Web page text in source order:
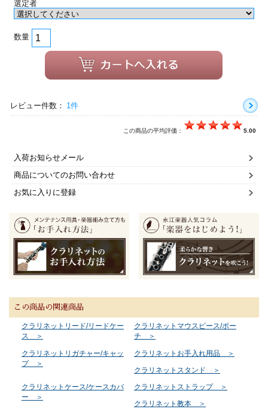
選定者
数量
レビュー件数： 1件
この商品の平均評価： 5.00
入荷お知らせメール
商品についてのお問い合わせ
お気に入りに登録
この商品の関連商品
クラリネットリード/リードケー
ス ＞
クラリネットマウスピース/ポー
チ ＞
クラリネットリガチャー/キャッ
プ ＞
クラリネットお手入れ用品 ＞
クラリネットスタンド ＞
クラリネットケース/ケースカバ
ー ＞
クラリネットストラップ ＞
クラリネット教本 ＞